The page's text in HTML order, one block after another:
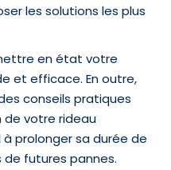
les solutions les plus
en état votre
et efficace. En outre,
conseils pratiques
de votre rideau
prolonger sa durée de
de futures pannes.